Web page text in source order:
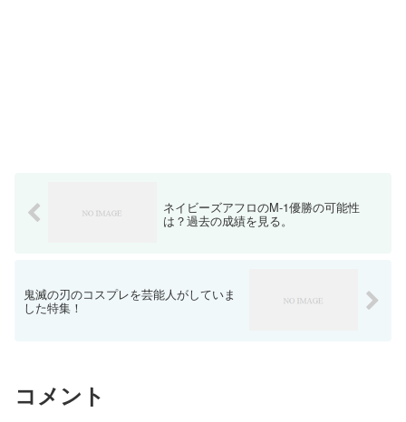
ネイビーズアフロのM-1優勝の可能性
は？過去の成績を見る。
鬼滅の刃のコスプレを芸能人がしていま
した特集！
コメント